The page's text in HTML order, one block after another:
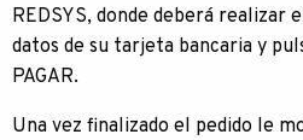
REDSYS, donde deberá realizar
datos de su tarjeta bancaria y
PAGAR.
Una vez finalizado el pedido le